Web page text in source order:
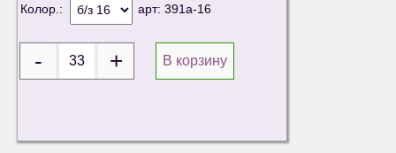
Колор.: арт: 391а-16
В корзину